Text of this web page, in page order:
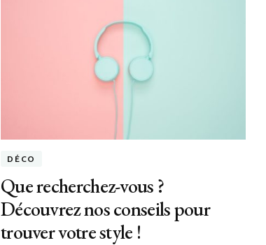
DÉCO
Que recherchez-vous ?
Découvrez nos conseils pour
trouver votre style !